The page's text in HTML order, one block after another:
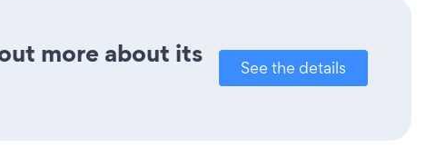
more about its
See the details